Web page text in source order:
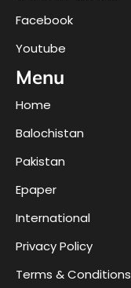
Facebook
Youtube
Menu
Home
Balochistan
Pakistan
Epaper
International
Privacy Policy
Terms & Conditions